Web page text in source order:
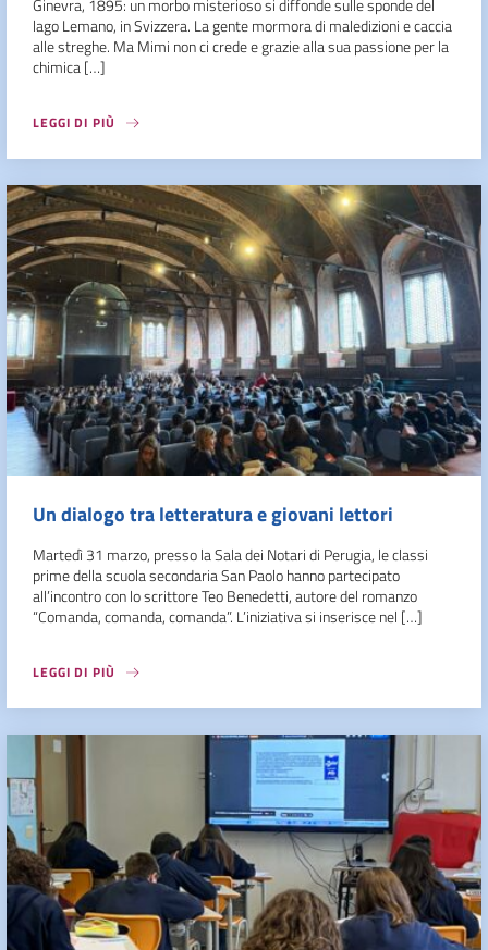
Ginevra, 1895: un morbo misterioso si diffonde sulle sponde del
lago Lemano, in Svizzera. La gente mormora di maledizioni e caccia
alle streghe. Ma Mimi non ci crede e grazie alla sua passione per la
chimica […]
LEGGI DI PIÙ
Un dialogo tra letteratura e giovani lettori
Martedì 31 marzo, presso la Sala dei Notari di Perugia, le classi
prime della scuola secondaria San Paolo hanno partecipato
all’incontro con lo scrittore Teo Benedetti, autore del romanzo
“Comanda, comanda, comanda”. L’iniziativa si inserisce nel […]
LEGGI DI PIÙ